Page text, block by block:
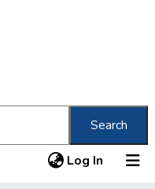
Search
Log In (current)